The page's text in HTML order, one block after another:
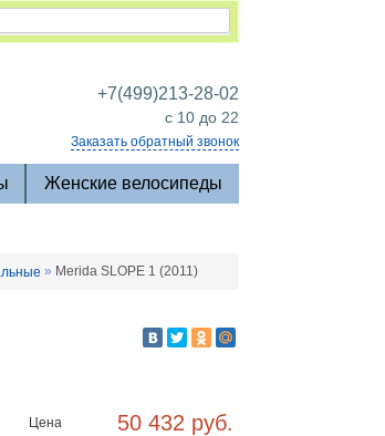
+7(499)213-28-02
c 10 до 22
Заказать обратный звонок
Женские велосипеды
» Merida SLOPE 1 (2011)
Цена 50 432 руб.